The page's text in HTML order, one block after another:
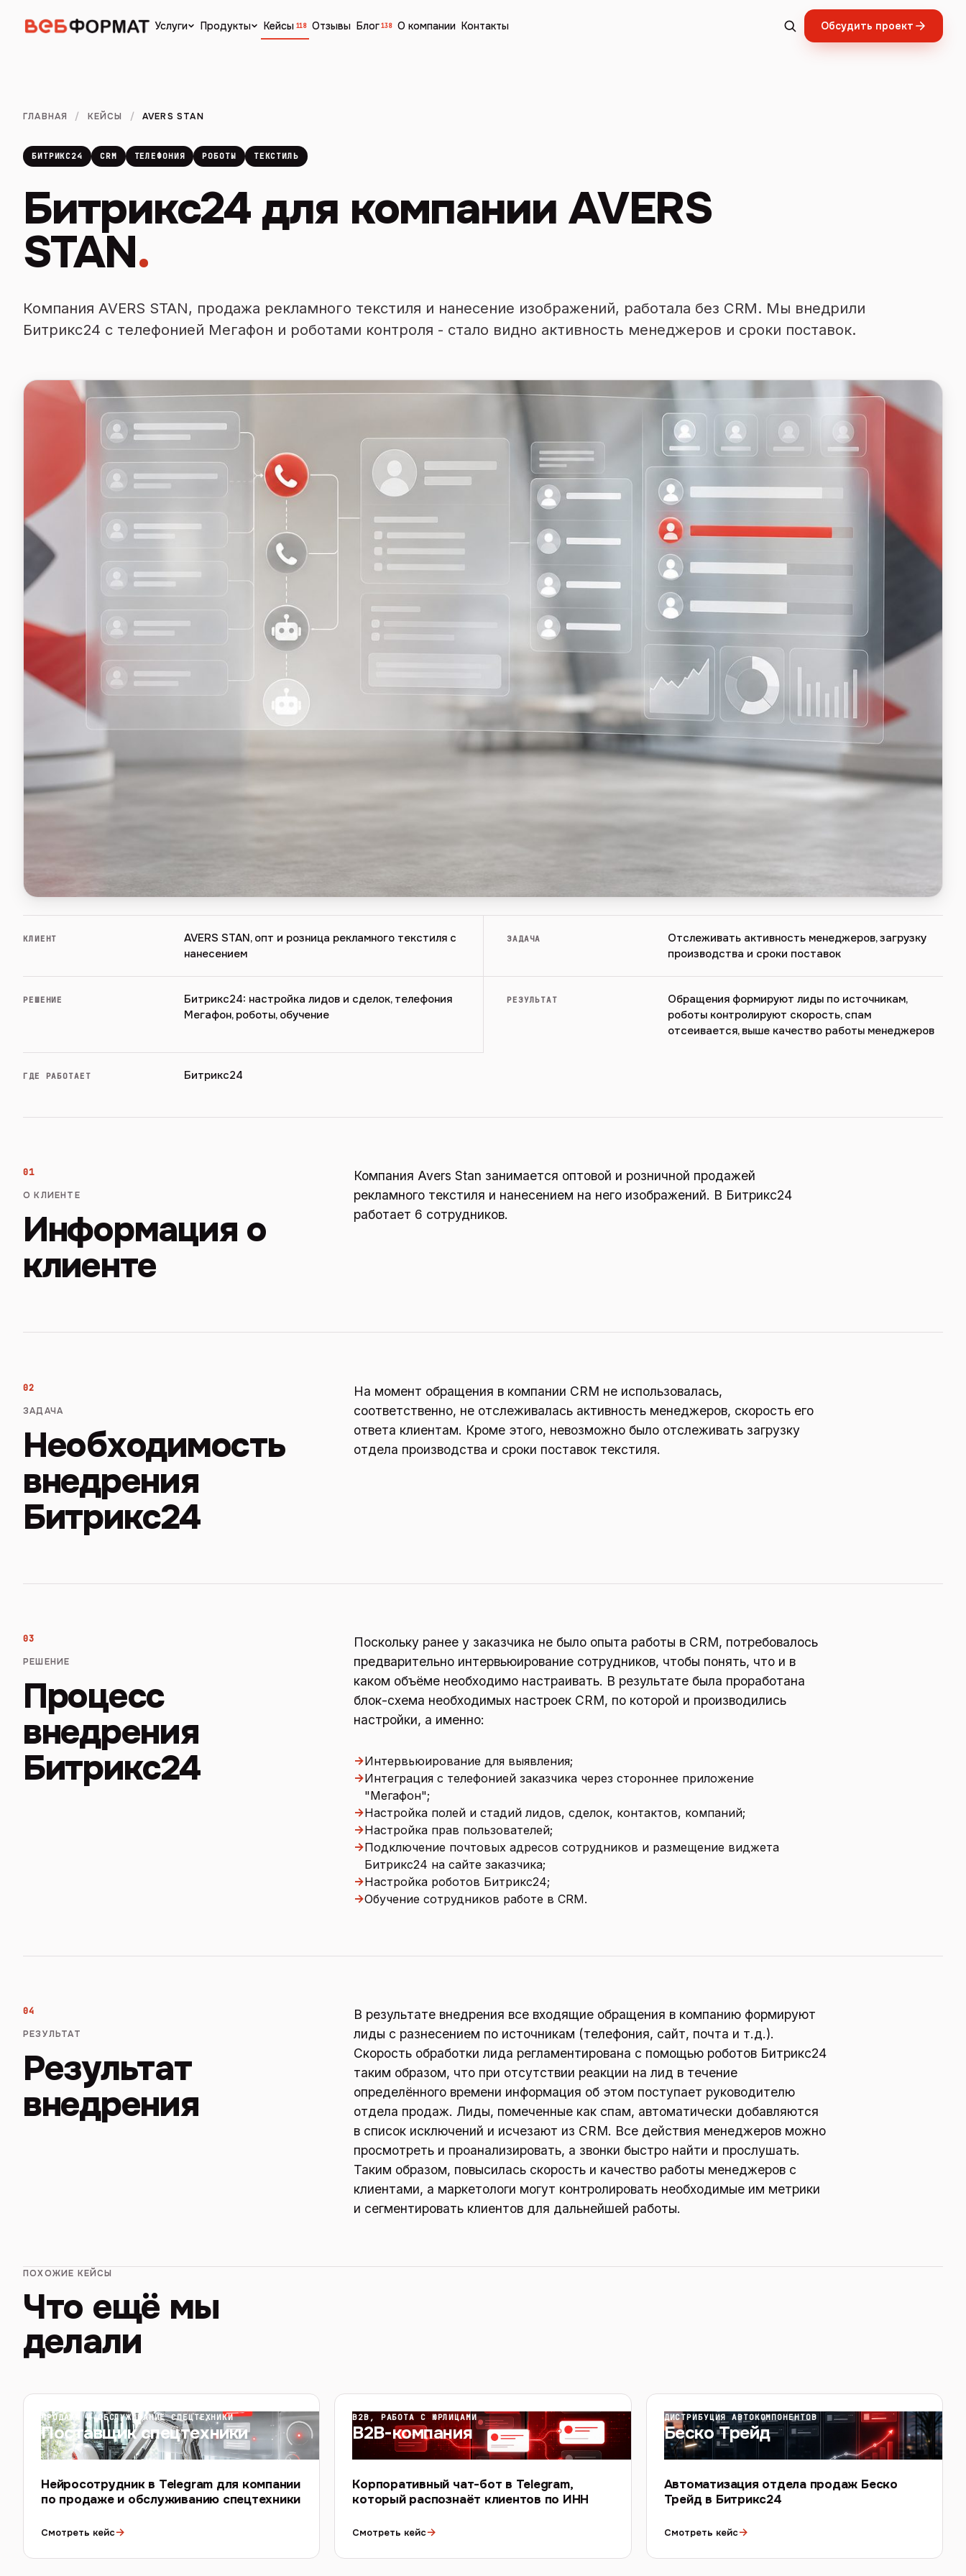
Услуги Продукты Кейсы 118 Отзывы Блог 138 О компании Контакты Обсудить проект
ГЛАВНАЯ / КЕЙСЫ / AVERS STAN
БИТРИКС24 CRM ТЕЛЕФОНИЯ РОБОТЫ ТЕКСТИЛЬ
Битрикс24 для компании AVERS
STAN.
Компания AVERS STAN, продажа рекламного текстиля и нанесение изображений, работала без CRM. Мы внедрили
Битрикс24 с телефонией Мегафон и роботами контроля - стало видно активность менеджеров и сроки поставок.
КЛИЕНТ
AVERS STAN, опт и розница рекламного текстиля с
нанесением
ЗАДАЧА
Отслеживать активность менеджеров, загрузку
производства и сроки поставок
РЕШЕНИЕ
Битрикс24: настройка лидов и сделок, телефония
Мегафон, роботы, обучение
РЕЗУЛЬТАТ
Обращения формируют лиды по источникам,
роботы контролируют скорость, спам
отсеивается, выше качество работы менеджеров
ГДЕ РАБОТАЕТ Битрикс24
01
О КЛИЕНТЕ
Информация о
клиенте
Компания Avers Stan занимается оптовой и розничной продажей
рекламного текстиля и нанесением на него изображений. В Битрикс24
работает 6 сотрудников.
02
ЗАДАЧА
Необходимость
внедрения
Битрикс24
На момент обращения в компании CRM не использовалась,
соответственно, не отслеживалась активность менеджеров, скорость его
ответа клиентам. Кроме этого, невозможно было отслеживать загрузку
отдела производства и сроки поставок текстиля.
03
РЕШЕНИЕ
Процесс
внедрения
Битрикс24
Поскольку ранее у заказчика не было опыта работы в CRM, потребовалось
предварительно интервьюирование сотрудников, чтобы понять, что и в
каком объёме необходимо настраивать. В результате была проработана
блок-схема необходимых настроек CRM, по которой и производились
настройки, а именно:
→Интервьюирование для выявления;
→Интеграция с телефонией заказчика через стороннее приложение
"Мегафон";
→Настройка полей и стадий лидов, сделок, контактов, компаний;
→Настройка прав пользователей;
→Подключение почтовых адресов сотрудников и размещение виджета
Битрикс24 на сайте заказчика;
→Настройка роботов Битрикс24;
→Обучение сотрудников работе в CRM.
04
РЕЗУЛЬТАТ
Результат
внедрения
В результате внедрения все входящие обращения в компанию формируют
лиды с разнесением по источникам (телефония, сайт, почта и т.д.).
Скорость обработки лида регламентирована с помощью роботов Битрикс24
таким образом, что при отсутствии реакции на лид в течение
определённого времени информация об этом поступает руководителю
отдела продаж. Лиды, помеченные как спам, автоматически добавляются
в список исключений и исчезают из CRM. Все действия менеджеров можно
просмотреть и проанализировать, а звонки быстро найти и прослушать.
Таким образом, повысилась скорость и качество работы менеджеров с
клиентами, а маркетологи могут контролировать необходимые им метрики
и сегментировать клиентов для дальнейшей работы.
ПОХОЖИЕ КЕЙСЫ
Что ещё мы
делали
ПРОДАЖА И ОБСЛУЖИВАНИЕ СПЕЦТЕХНИКИ
Поставщик спецтехники
Нейросотрудник в Telegram для компании
по продаже и обслуживанию спецтехники
Смотреть кейс→
B2B, РАБОТА С ЮРЛИЦАМИ
B2B-компания
Корпоративный чат-бот в Telegram,
который распознаёт клиентов по ИНН
Смотреть кейс→
ДИСТРИБУЦИЯ АВТОКОМПОНЕНТОВ
Беско Трейд
Автоматизация отдела продаж Беско
Трейд в Битрикс24
Смотреть кейс→